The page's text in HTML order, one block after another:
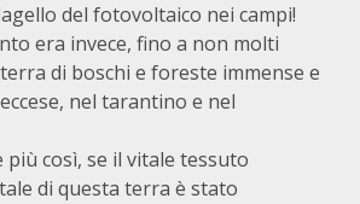
del fotovoltaico nei campi!
era invece, fino a non molti
di boschi e foreste immense e
nel tarantino e nel
più così, se il vitale tessuto
di questa terra è stato